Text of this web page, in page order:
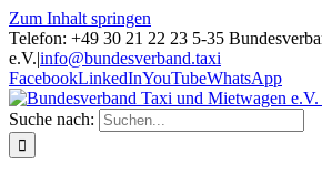
Zum Inhalt springen
Telefon: +49 30 21 22 23 5-35
e.V.|info@bundesverband.taxi
FacebookLinkedInYouTubeWhatsApp
Suche nach: